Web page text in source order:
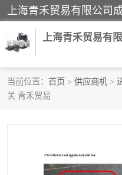
上海青禾贸易有
当前位置： 首页 > 供应商机 >
关 青禾贸易
酒类饮料报关
快递清关